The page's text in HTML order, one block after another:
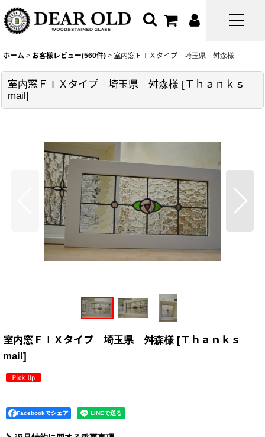
ホーム > お客様レビュー(560件) > 室内窓ＦＩＸタイプ 埼玉県 舛森様
室内窓ＦＩＸタイプ 埼玉県 舛森様 [Ｔｈａｎｋｓ
mail]
室内窓ＦＩＸタイプ 埼玉県 舛森様 [Ｔｈａｎｋｓ
mail]
Facebookでシェア